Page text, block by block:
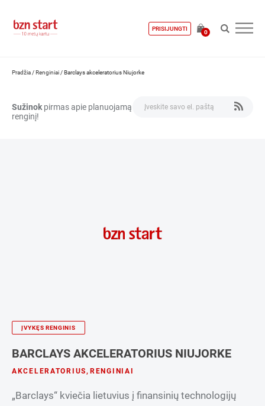
PRISIJUNGTI
0
Pradžia /Renginiai /Barclays akceleratorius Niujorke
Sužinok pirmas apie planuojamą
renginį!
ĮVYKĘS RENGINIS
BARCLAYS AKCELERATORIUS NIUJORKE
AKCELERATORIUS, RENGINIAI
„Barclays“ kviečia lietuvius į finansinių technologijų